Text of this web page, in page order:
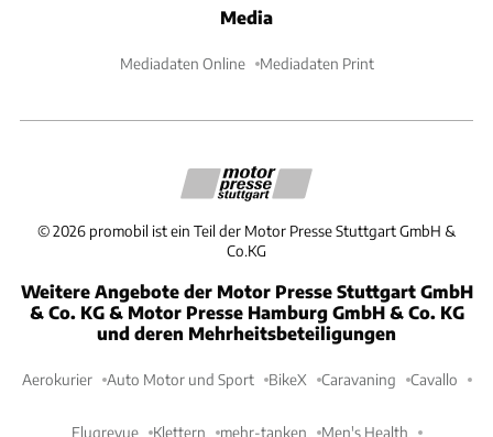
Media
Mediadaten Online Mediadaten Print
©2026 promobil ist ein Teil der Motor Presse Stuttgart GmbH &
Co.KG
Weitere Angebote der Motor Presse Stuttgart GmbH
& Co. KG & Motor Presse Hamburg GmbH & Co. KG
und deren Mehrheitsbeteiligungen
Aerokurier Auto Motor und Sport BikeX Caravaning Cavallo
Flugrevue Klettern mehr-tanken Men's Health